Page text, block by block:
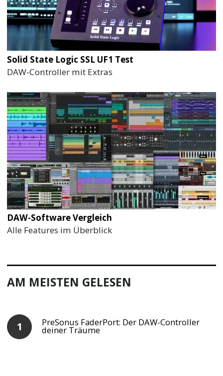
Solid State Logic SSL UF1 Test
DAW-Controller mit Extras
DAW-Software Vergleich
Alle Features im Überblick
AM MEISTEN GELESEN
PreSonus FaderPort: Der DAW-Controller
deiner Träume